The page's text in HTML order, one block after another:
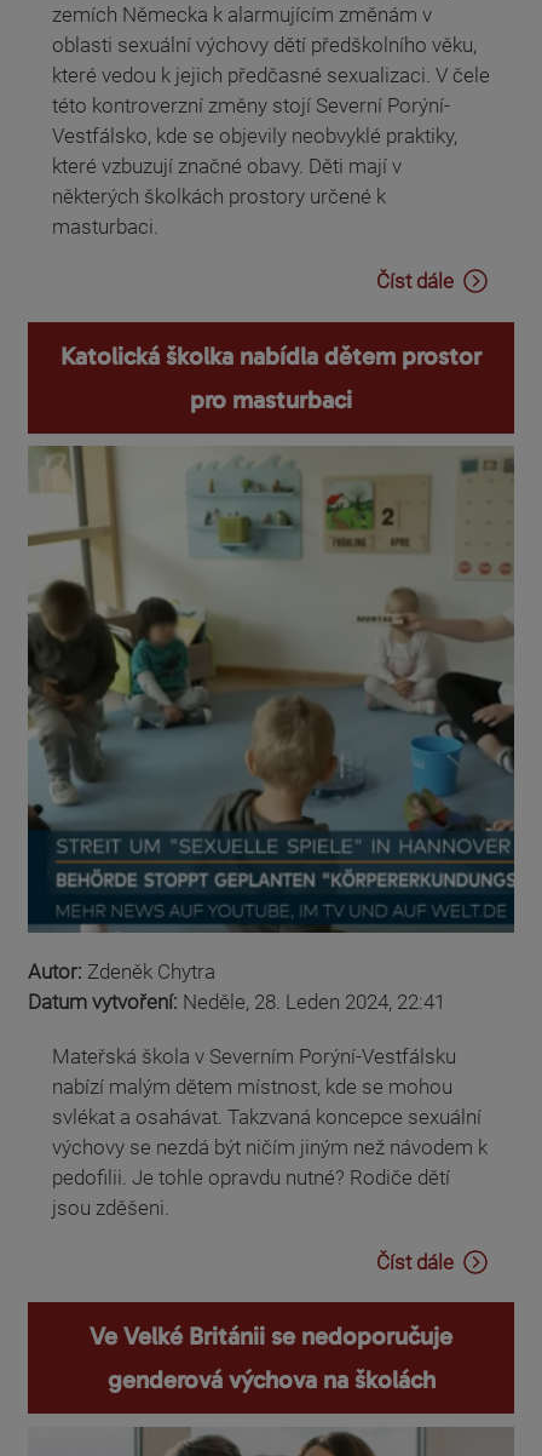
zemích Německa k alarmujícím změnám v
oblasti sexuální výchovy dětí předškolního věku,
které vedou k jejich předčasné sexualizaci. V čele
této kontroverzní změny stojí Severní Porýní-
Vestfálsko, kde se objevily neobvyklé praktiky,
které vzbuzují značné obavy. Děti mají v
některých školkách prostory určené k
masturbaci.
Číst dále
Katolická školka nabídla dětem prostor
pro masturbaci
Autor: Zdeněk Chytra
Datum vytvoření: Neděle, 28. Leden 2024, 22:41
Mateřská škola v Severním Porýní-Vestfálsku
nabízí malým dětem místnost, kde se mohou
svlékat a osahávat. Takzvaná koncepce sexuální
výchovy se nezdá být ničím jiným než návodem k
pedofilii. Je tohle opravdu nutné? Rodiče dětí
jsou zděšeni.
Číst dále
Ve Velké Británii se nedoporučuje
genderová výchova na školách